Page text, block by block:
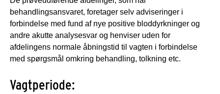
behandlingsansvaret, foretager selv adviseringer i
forbindelse med fund af nye positive bloddyrkninger og
andre akutte analysesvar og henviser uden for
afdelingens normale åbningstid til vagten i forbindelse
med spørgsmål omkring behandling, tolkning etc.
Vagtperiode: